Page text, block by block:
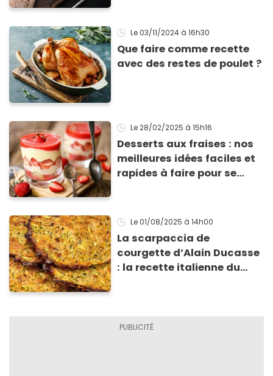
Le 03/11/2024 à 16h30
Que faire comme recette
avec des restes de poulet ?
Le 28/02/2025 à 15h16
Desserts aux fraises : nos
meilleures idées faciles et
rapides à faire pour se
Le 01/08/2025 à 14h00
La scarpaccia de
courgette d’Alain Ducasse
: la recette italienne du